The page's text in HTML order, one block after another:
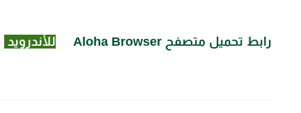
رابط تحميل متصفح Aloha Browser للأندرويد